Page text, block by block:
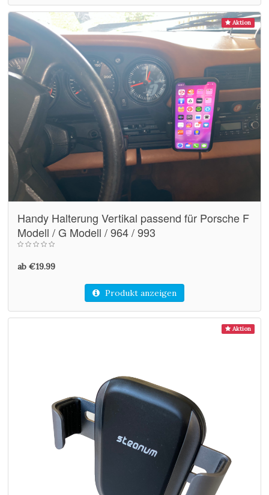
Aktion
Handy Halterung Vertikal passend für Porsche F
Modell / G Modell / 964 / 993
ab €19.99
Produkt anzeigen
Aktion